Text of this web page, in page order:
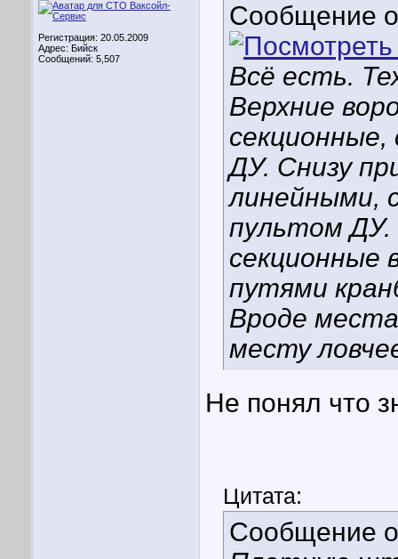
Регистрация: 20.05.2009
Адрес: Бийск
Сообщений: 5,507
Сообщение
Всё есть.
Верхние
ДУ. Снизу
линейными,
пультом
секционные
путями
Вроде
месту
Не понял что
Цитата:
Сообщение